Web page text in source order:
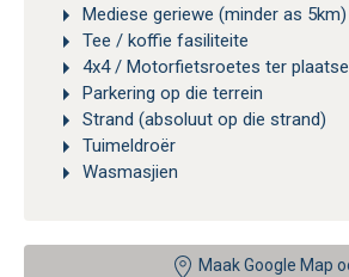
Mediese geriewe (minder as 5km)
Tee / koffie fasiliteite
4x4 / Motorfietsroetes ter plaatse
Parkering op die terrein
Strand (absoluut op die strand)
Tuimeldroër
Wasmasjien
Maak Google Map